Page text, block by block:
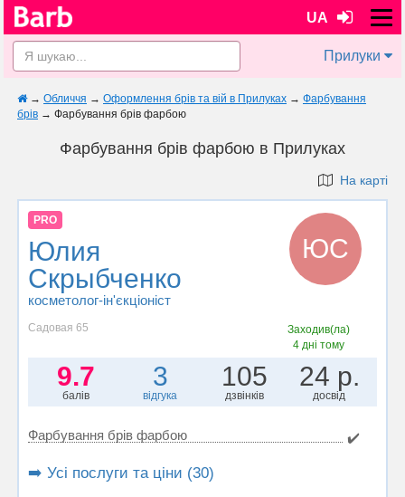
UA
Прилуки
→ Обличчя → Оформлення брів та вій в Прилуках → Фарбування
брів → Фарбування брів фарбою
Фарбування брів фарбою в Прилуках
На карті
PRO
Юлия
Скрыбченко
косметолог-ін'єкціоніст
ЮС
Садовая 65
Заходив(ла)
4 дні тому
9.7
балів
3
відгука
105
дзвінків
24 р.
досвід
Фарбування брів фарбою ✔️
➡️ Усі послуги та ціни (30)